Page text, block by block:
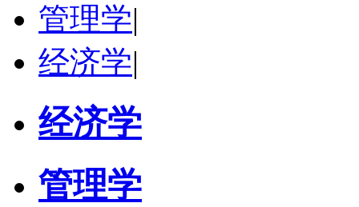
管理学|
经济学|
经济学
管理学